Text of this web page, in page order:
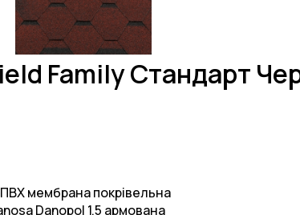
Family Стандарт